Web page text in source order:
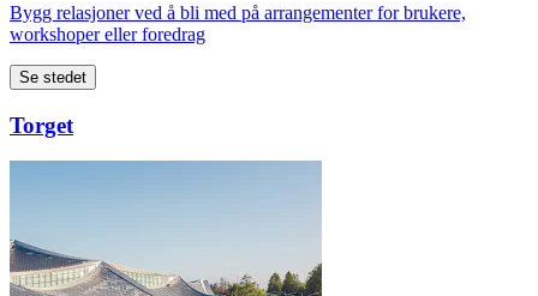
Bygg relasjoner ved å bli med på arrangementer for brukere,
workshoper eller foredrag
Se stedet
Torget